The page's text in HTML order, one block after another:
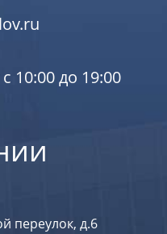
переулок, д.6
10:00 до 19:00